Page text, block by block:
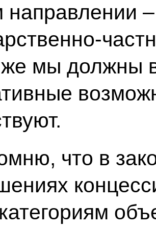
направлении
мы должны
что в